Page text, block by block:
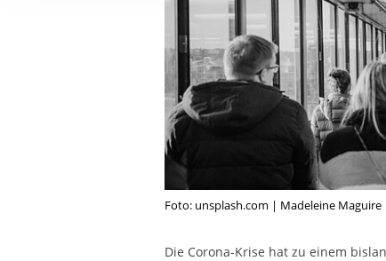
Ihre etwaige
der von Ihnen
aufgrund berechtigter
Foto: unsplash.com | Madeleine Maguire
Die Corona-Krise hat zu einem